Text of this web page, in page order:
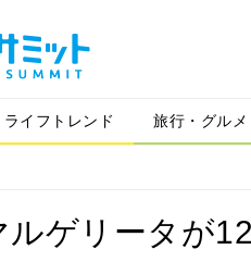
ライフトレンド 旅行・グルメ
ルゲリータが